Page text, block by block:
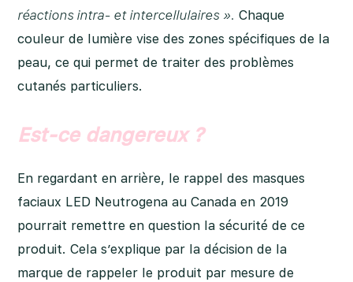
réactions intra- et intercellulaires ». Chaque
couleur de lumière vise des zones spécifiques de la
peau, ce qui permet de traiter des problèmes
cutanés particuliers.
Est-ce dangereux ?
En regardant en arrière, le rappel des masques
faciaux LED Neutrogena au Canada en 2019
pourrait remettre en question la sécurité de ce
produit. Cela s’explique par la décision de la
marque de rappeler le produit par mesure de